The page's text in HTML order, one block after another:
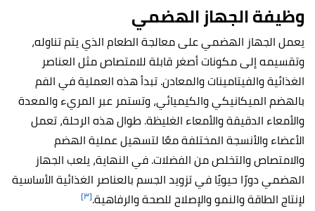
وظيفة الجهاز الهضمي
يعمل الجهاز الهضمي على معالجة الطعام الذي يتم تناوله،
وتقسيمه إلى مكونات أصغر قابلة للامتصاص مثل العناصر
الغذائية والفيتامينات والمعادن. تبدأ هذه العملية في الفم
بالهضم الميكانيكي والكيميائي، وتستمر عبر المريء والمعدة
والأمعاء الدقيقة والأمعاء الغليظة. طوال هذه الرحلة، تعمل
الأعضاء والأنسجة المختلفة معًا لتسهيل عملية الهضم
والامتصاص والتخلص من الفضلات. في النهاية، يلعب الجهاز
الهضمي دورًا حيويًا في تزويد الجسم بالعناصر الغذائية الأساسية
لإنتاج الطاقة والنمو والإصلاح للصحة والرفاهية.[٣]